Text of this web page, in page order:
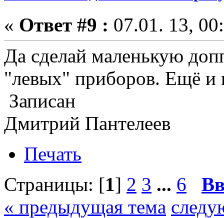
« Ответ #9 : 07.01. 13,
Да сделай маленькую
"левых" приборов. Ещё и
Записан
Дмитрий Пантелеев
Печать
Страницы: [1] 2 3 ... 6
« предыдущая тема